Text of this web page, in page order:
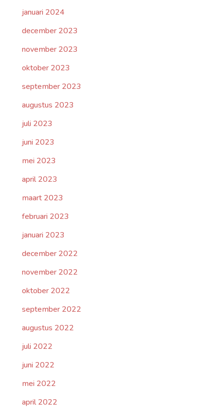
januari 2024
december 2023
november 2023
oktober 2023
september 2023
augustus 2023
juli 2023
juni 2023
mei 2023
april 2023
maart 2023
februari 2023
januari 2023
december 2022
november 2022
oktober 2022
september 2022
augustus 2022
juli 2022
juni 2022
mei 2022
april 2022